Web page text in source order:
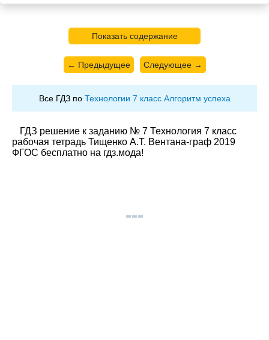
Показать содержание
← Предыдущее Следующее →
Все ГДЗ по Технологии 7 класс Алгоритм успеха
ГДЗ решение к заданию № 7 Технология 7 класс
рабочая тетрадь Тищенко А.Т. Вентана-граф 2019
ФГОС бесплатно на гдз.мода!